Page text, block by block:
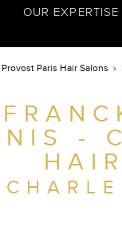
Paris Hair Salons
-
OUR EXPERTISE